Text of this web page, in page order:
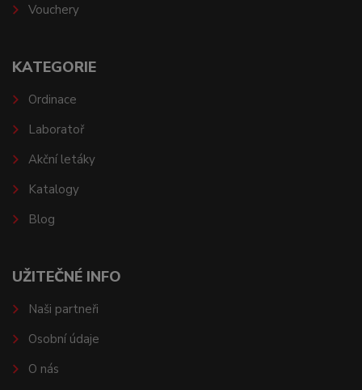
Vouchery
KATEGORIE
Ordinace
Laboratoř
Akční letáky
Katalogy
Blog
UŽITEČNÉ INFO
Naši partneři
Osobní údaje
O nás